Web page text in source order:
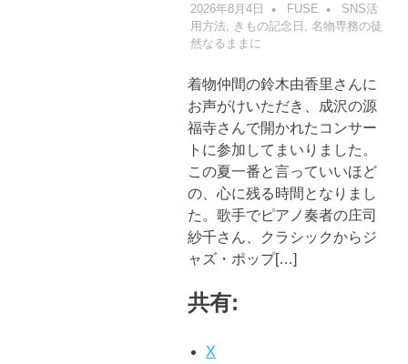
2026年8月4日 FUSE
SNS活
用方法, きもの記念日
名物専務の徒
然なるままに
着物仲間の鈴木由香里さんに
お声がけいただき、成沢の源
福寺さんで開かれたコンサー
トに参加してまいりました。
この夏一番と言っていいほど
の、心に残る時間となりまし
た。歌手でピアノ奏者の庄司
紗千さん、クラシックからジ
ャズ・ポップ[…]
共有:
X